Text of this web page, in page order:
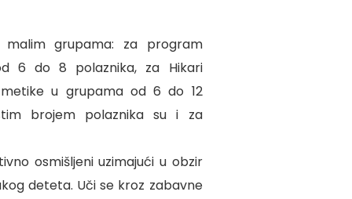
grupama: za program
6 do 8 polaznika, za Hikari
u grupama od 6 do 12
brojem polaznika su i za
osmišljeni uzimajući u obzir
deteta. Uči se kroz zabavne